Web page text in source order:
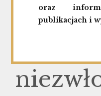
oraz
publikacjach i